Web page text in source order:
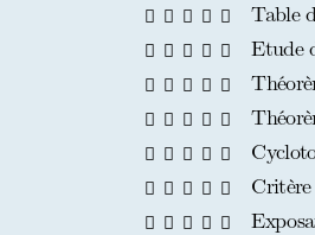
Table
Etude